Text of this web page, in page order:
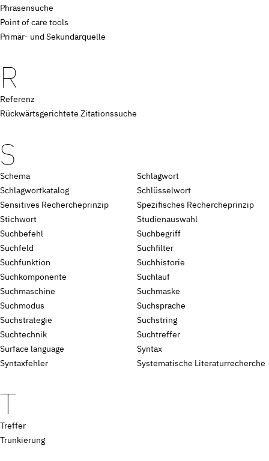
Phrasensuche
Point of care tools
Primär- und Sekundärquelle
R
Referenz
Rückwärtsgerichtete Zitationssuche
S
Schema
Schlagwort
Schlagwortkatalog
Schlüsselwort
Sensitives Rechercheprinzip
Spezifisches Rechercheprinzip
Stichwort
Studienauswahl
Suchbefehl
Suchbegriff
Suchfeld
Suchfilter
Suchfunktion
Suchhistorie
Suchkomponente
Suchlauf
Suchmaschine
Suchmaske
Suchmodus
Suchsprache
Suchstrategie
Suchstring
Suchtechnik
Suchtreffer
Surface language
Syntax
Syntaxfehler
Systematische Literaturrecherche
T
Treffer
Trunkierung